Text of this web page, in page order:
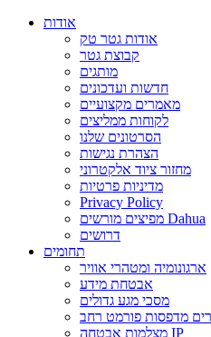
אודות
אודות גטר טק
קבוצת גטר
מותגים
חדשות ועדכונים
מאמרים מקצועיים
לקוחות ממליצים
הסרטונים שלנו
הצהרת נגישות
מחזור ציוד אלקטרוני
מדיניות פרטיות
Privacy Policy
מפיצים מורשים Dahua
דרושים
תחומים
ארגונומיה ומטהרי אוויר
אבטחת מידע
מסכי מגע גדולים
מדפסות פורמט רחב
מצלמות אבטחה IP